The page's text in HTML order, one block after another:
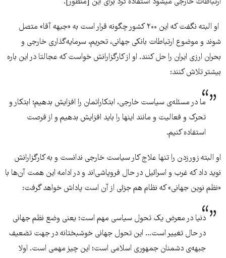
او البته نگفت که این ۲۰۰ کشور چگونه قرار است به «جبهه آقا» متصل
شوند و موضوع ارتباطات بانکی جهانی، تحریم، سرمایه‌گذاری خارجی و
بحران ارزی ایران را حل کنند. او از کارگزارانش خواست که عجالتا در این باره
بیشتر تلاش کنند:
ما در مسئله‌ی سیاست خارجی، ابتکاراتمان را افزایش بدهیم؛ ابتکار و
تحرک و فعالیت و مانند اینها را باید افزایش بدهیم و از فرصت
استفاده کنیم.
او البته زورزدن را تنها علاج کار سیاست خارجی ندانست و به کارگزارانش
نوید داد که غرب و اسرائیل در حال فروپاشی‌اند و در ادامه این همت آن‌ها با
«نظم نوین جهانی» که نظام هم جزئی از آن است پاداش خواهد گرفت:
دنیا در معرض یک تحول سیاسی مهم است؛ یعنی وضع نظم جهانی
در حال تغییر است... این تحول جهانی خوشبختانه در جهت تضعیف
جبهه‌ی دشمنان جمهوری اسلامی است؛ این چیز مهمی است. اولا